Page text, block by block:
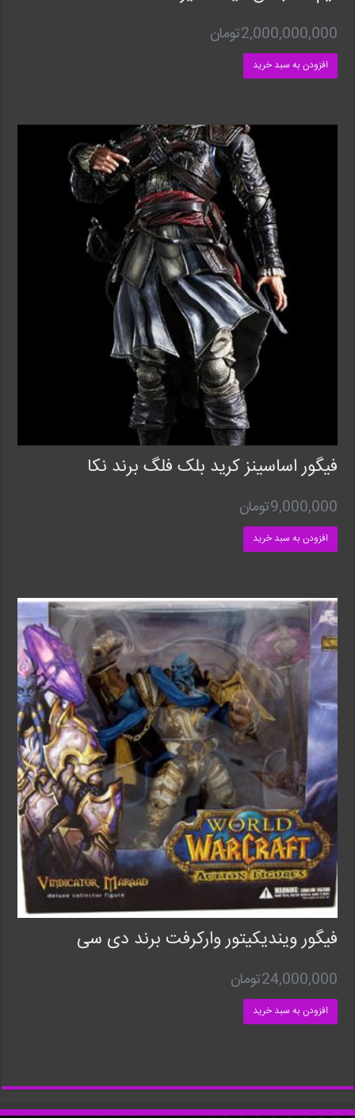
2,000,000,000تومان
افزودن به سبد خرید
فیگور اساسینز کرید بلک فلگ برند نکا
9,000,000تومان
افزودن به سبد خرید
فیگور ویندیکیتور وارکرفت برند دی سی
24,000,000تومان
افزودن به سبد خرید